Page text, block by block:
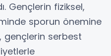
Gençlerin fiziksel,
sporun önemine
gençlerin serbest